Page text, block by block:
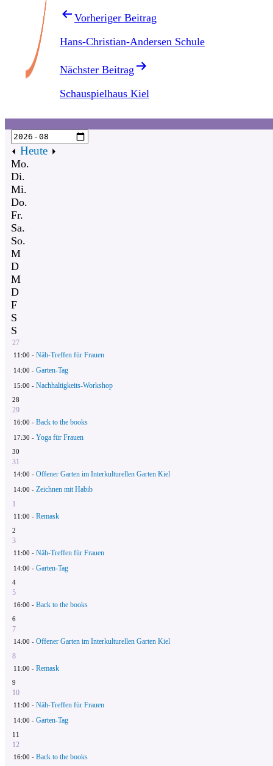
Vorheriger Beitrag
Hans-Christian-Andersen Schule
Nächster Beitrag
Schauspielhaus Kiel
Heute
Mo.
Di.
Mi.
Do.
Fr.
Sa.
So.
M
D
M
D
F
S
S
27
11:00 - Näh-Treffen für Frauen
14:00 - Garten-Tag
15:00 - Nachhaltigkeits-Workshop
28
29
16:00 - Back to the books
17:30 - Yoga für Frauen
30
31
14:00 - Offener Garten im Interkulturellen Garten Kiel
14:00 - Zeichnen mit Habib
1
11:00 - Remask
2
3
11:00 - Näh-Treffen für Frauen
14:00 - Garten-Tag
4
5
16:00 - Back to the books
6
7
14:00 - Offener Garten im Interkulturellen Garten Kiel
8
11:00 - Remask
9
10
11:00 - Näh-Treffen für Frauen
14:00 - Garten-Tag
11
12
16:00 - Back to the books